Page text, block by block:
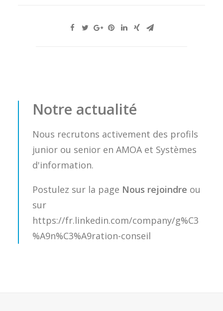
Notre actualité
Nous recrutons activement des profils
junior ou senior en AMOA et Systèmes
d'information.
Postulez sur la page Nous rejoindre ou
sur
https://fr.linkedin.com/company/g%C3
%A9n%C3%A9ration-conseil